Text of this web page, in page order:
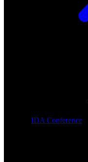
IDA Conference